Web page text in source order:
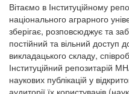
Вітаємо в Інституційному
національного аграрного
зберігає, розповсюджує та
постійний та вільний доступ
викладацького складу,
Інституційний репозитарій
наукових публікацій у
аудиторії їх користувачів